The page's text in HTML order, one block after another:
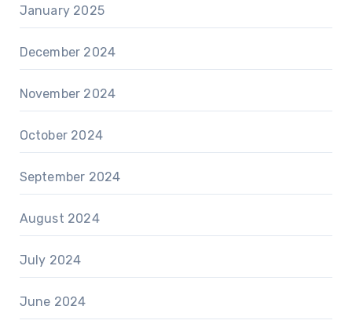
January 2025
December 2024
November 2024
October 2024
September 2024
August 2024
July 2024
June 2024